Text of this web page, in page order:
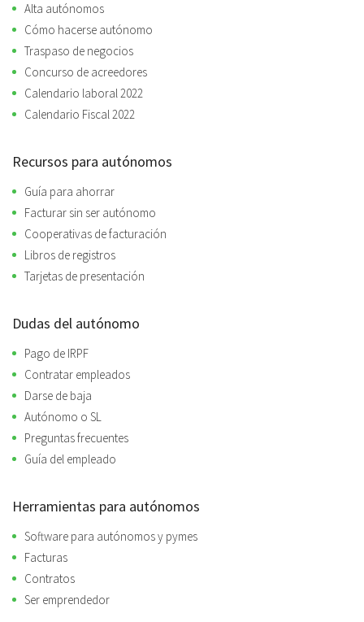
Alta autónomos
Cómo hacerse autónomo
Traspaso de negocios
Concurso de acreedores
Calendario laboral 2022
Calendario Fiscal 2022
Recursos para autónomos
Guía para ahorrar
Facturar sin ser autónomo
Cooperativas de facturación
Libros de registros
Tarjetas de presentación
Dudas del autónomo
Pago de IRPF
Contratar empleados
Darse de baja
Autónomo o SL
Preguntas frecuentes
Guía del empleado
Herramientas para autónomos
Software para autónomos y pymes
Facturas
Contratos
Ser emprendedor